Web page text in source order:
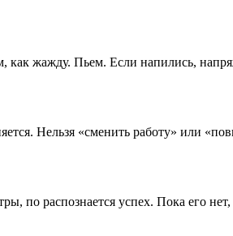
жажду. Пьем. Если напились,
Нельзя «сменить работу» или
по распознается успех. Пока его